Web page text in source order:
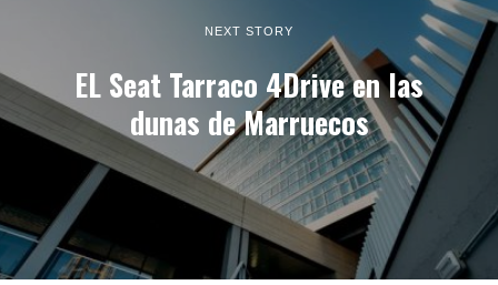
NEXT STORY
EL Seat Tarraco 4Drive en las
dunas de Marruecos